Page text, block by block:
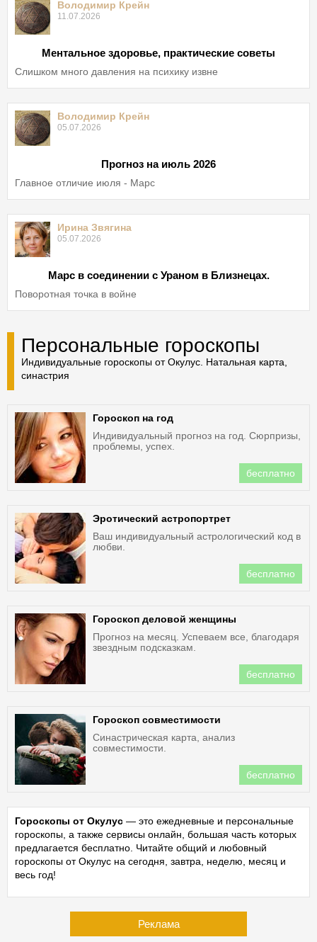
Володимир Крейн
11.07.2026
Ментальное здоровье, практические советы
Слишком много давления на психику извне
Володимир Крейн
05.07.2026
Прогноз на июль 2026
Главное отличие июля - Марс
Ирина Звягина
05.07.2026
Марс в соединении с Ураном в Близнецах.
Поворотная точка в войне
Персональные гороскопы
Индивидуальные гороскопы от Окулус. Натальная карта,
синастрия
Гороскоп на год
Индивидуальный прогноз на год. Сюрпризы,
проблемы, успех.
бесплатно
Эротический астропортрет
Ваш индивидуальный астрологический код в
любви.
бесплатно
Гороскоп деловой женщины
Прогноз на месяц. Успеваем все, благодаря
звездным подсказкам.
бесплатно
Гороскоп совместимости
Синастрическая карта, анализ
совместимости.
бесплатно
Гороскопы от Окулус — это ежедневные и персональные
гороскопы, а также сервисы онлайн, большая часть которых
предлагается бесплатно. Читайте общий и любовный
гороскопы от Окулус на сегодня, завтра, неделю, месяц и
весь год!
Реклама